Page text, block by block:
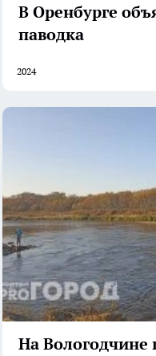
В Оренбурге
паводка
2024
На Вологодчине